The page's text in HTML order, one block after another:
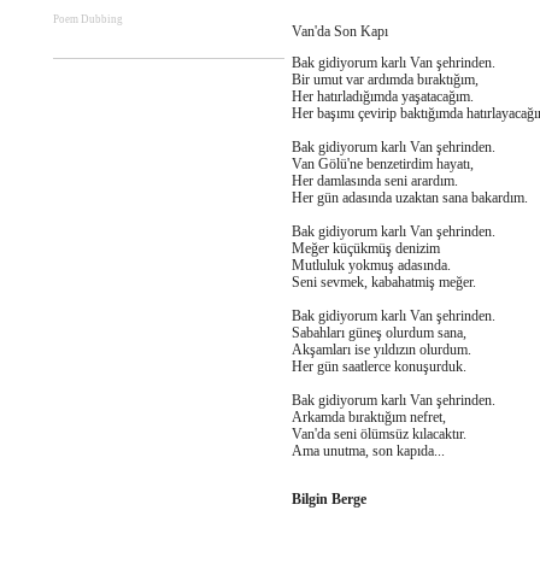
Poem Dubbing
Van'da Son Kapı
Bak gidiyorum karlı Van şehrinden.
Bir umut var ardımda bıraktığım,
Her hatırladığımda yaşatacağım.
Her başımı çevirip baktığımda
Bak gidiyorum karlı Van şehrinden.
Van Gölü'ne benzetirdim hayatı,
Her damlasında seni arardım.
Her gün adasında uzaktan sana bakardım.
Bak gidiyorum karlı Van şehrinden.
Meğer küçükmüş denizim
Mutluluk yokmuş adasında.
Seni sevmek, kabahatmiş meğer.
Bak gidiyorum karlı Van şehrinden.
Sabahları güneş olurdum sana,
Akşamları ise yıldızın olurdum.
Her gün saatlerce konuşurduk.
Bak gidiyorum karlı Van şehrinden.
Arkamda bıraktığım nefret,
Van'da seni ölümsüz kılacaktır.
Ama unutma, son kapıda...
Bilgin Berge